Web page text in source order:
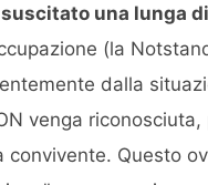
una lunga
(la
dalla
venga
convivente. Questo